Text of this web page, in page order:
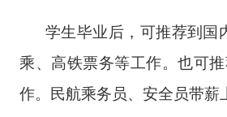
学生毕业后，可推荐到国
乘、高铁票务等工作。也可
作。民航乘务员、安全员带薪